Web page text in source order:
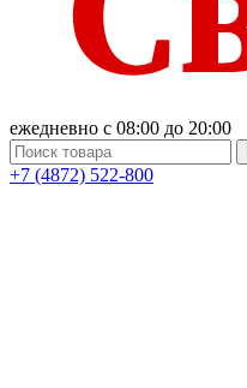
ежедневно с 08:00 до 20:00
+7 (4872) 522-800